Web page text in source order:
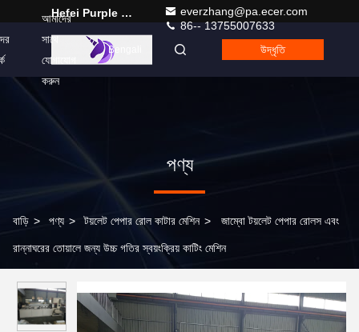
Hefei Purple Horn E-Commerce Co., Ltd.
everzhang@pa.ecer.com
86-- 13755007633
আমাদের
সাথে
যোগাযোগ
করুন
Bengali উদ্ধৃতি
পণ্য
বাড়ি > পণ্য > টয়লেট পেপার রোল কাটার মেশিন > জাম্বো টয়লেট পেপার রোলস এবং
রান্নাঘরের তোয়ালে জন্য উচ্চ গতির স্বয়ংক্রিয় কাটিং মেশিন